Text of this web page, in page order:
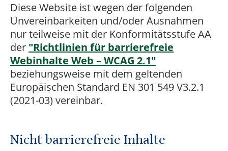
Diese Website ist wegen der folgenden
Unvereinbarkeiten und/oder Ausnahmen
nur teilweise mit der Konformitätsstufe AA
der "Richtlinien für barrierefreie
Webinhalte Web – WCAG 2.1"
beziehungsweise mit dem geltenden
Europäischen Standard EN 301 549 V3.2.1
(2021-03) vereinbar.
Nicht barrierefreie Inhalte